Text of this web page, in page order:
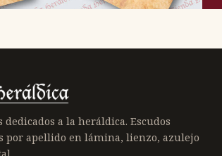
dedicados a la heráldica. Escudos
por apellido en lámina, lienzo, azulejo